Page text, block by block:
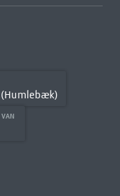
(Humlebæk)